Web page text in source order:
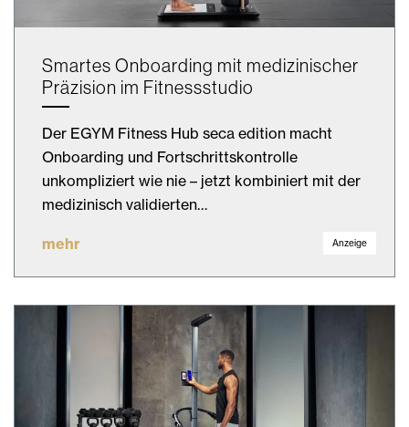
Smartes Onboarding mit medizinischer
Präzision im Fitnessstudio
Der EGYM Fitness Hub seca edition macht
Onboarding und Fortschrittskontrolle
unkompliziert wie nie – jetzt kombiniert mit der
medizinisch validierten…
mehr Anzeige